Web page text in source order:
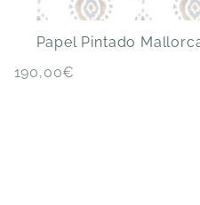
Papel Pintado
190,00€